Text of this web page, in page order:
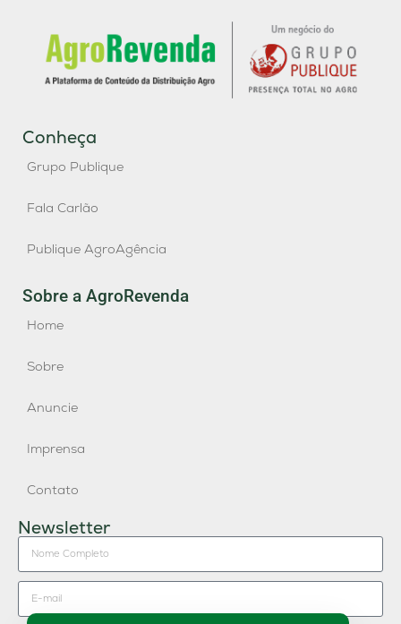
Conheça
Grupo Publique
Fala Carlão
Publique AgroAgência
Sobre a AgroRevenda
Home
Sobre
Anuncie
Imprensa
Contato
Newsletter